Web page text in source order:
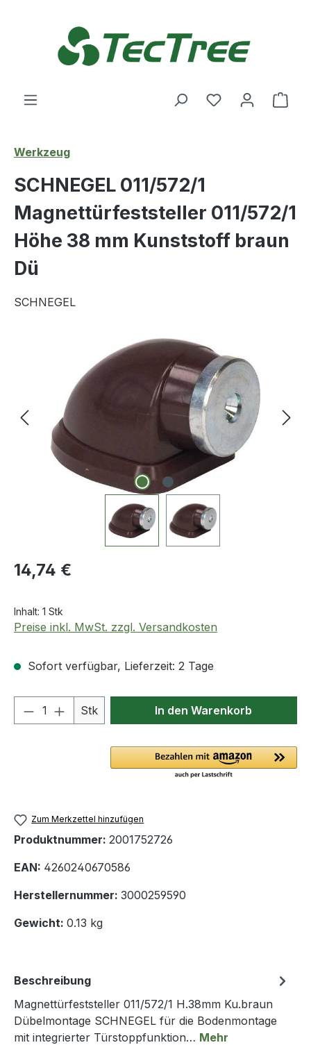
Du hast 0
Werkzeug
SCHNEGEL 011/572/1
Magnettürfeststeller 011/572/1
Höhe 38 mm Kunststoff braun
Dü
SCHNEGEL
Bildergalerie überspringen
Regulärer Preis:
14,74 €
Inhalt: 1 Stk
Preise inkl. MwSt. zzgl. Versandkosten
Sofort verfügbar, Lieferzeit: 2 Tage
Produkt Anzahl: Gib den
Stk In den Warenkorb
Zum Merkzettel hinzufügen
Produktnummer: 2001752726
EAN: 4260240670586
Herstellernummer: 3000259590
Gewicht: 0.13 kg
Beschreibung
Magnettürfeststeller 011/572/1 H.38mm Ku.braun
Dübelmontage SCHNEGEL für die Bodenmontage
mit integrierter Türstoppfunktion… Mehr